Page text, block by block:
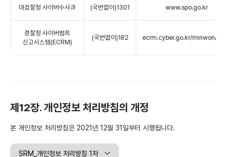
대검찰청 사이버수사과 (국번없이)1301 www.spo.go.kr
경찰청 사이버범죄
신고시스템(ECRM)
(국번없이)182 ecrm.cyber.go.kr/minwon/
제12장. 개인정보 처리방침의 개정
본 개인정보 처리방침은 2021년 12월 31일부터 시행됩니다.